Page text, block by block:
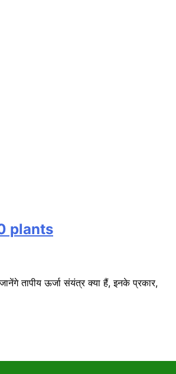
plants
तापीय ऊर्जा संयंत्र क्या हैं, इनके प्रकार,